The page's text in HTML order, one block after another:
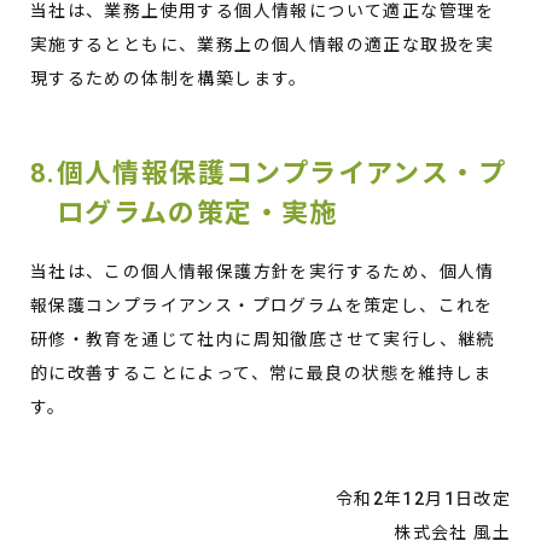
当社は、業務上使用する個人情報について適正な管理を
実施するとともに、業務上の個人情報の適正な取扱を実
現するための体制を構築します。
8.個人情報保護コンプライアンス・プ
ログラムの策定・実施
当社は、この個人情報保護方針を実行するため、個人情
報保護コンプライアンス・プログラムを策定し、これを
研修・教育を通じて社内に周知徹底させて実行し、継続
的に改善することによって、常に最良の状態を維持しま
す。
令和2年12月1日改定
株式会社 風土